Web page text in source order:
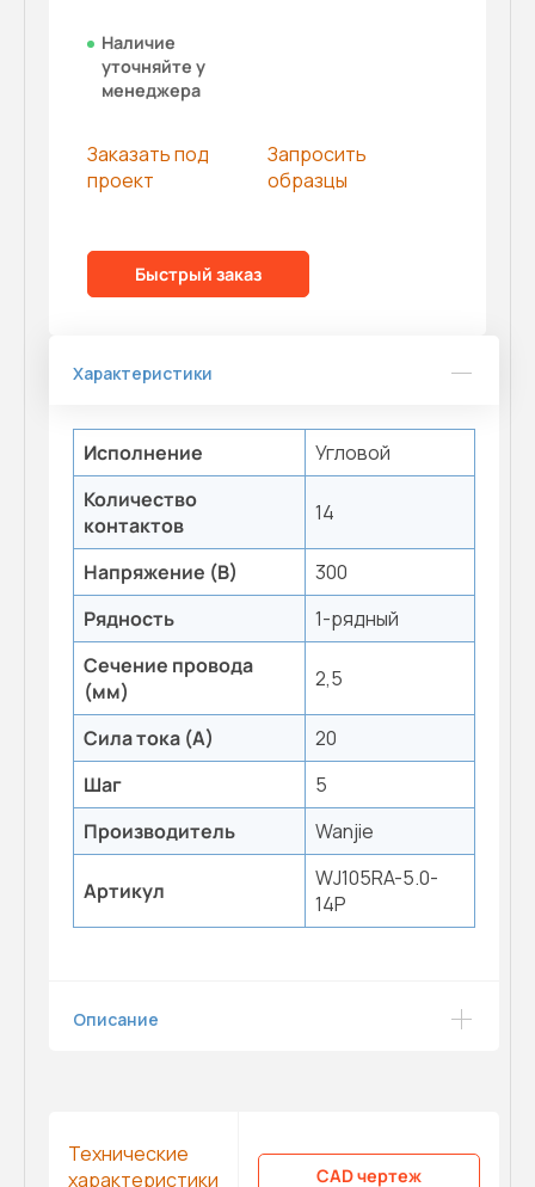
Наличие
уточняйте у
менеджера
Заказать под
проект
Запросить
образцы
Быстрый заказ
Характеристики
Исполнение
Угловой
Количество
контактов
14
Напряжение (В)
300
Рядность
1-рядный
Сечение провода
(мм)
2,5
Сила тока (А)
20
Шаг
5
Производитель
Wanjie
Артикул
WJ105RA-5.0-
14P
Описание
Технические
характеристики
CAD чертеж